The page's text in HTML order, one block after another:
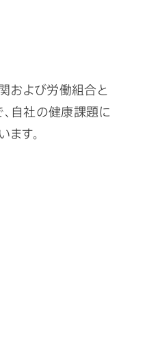
および労働組合と
自社の健康課題に
す。